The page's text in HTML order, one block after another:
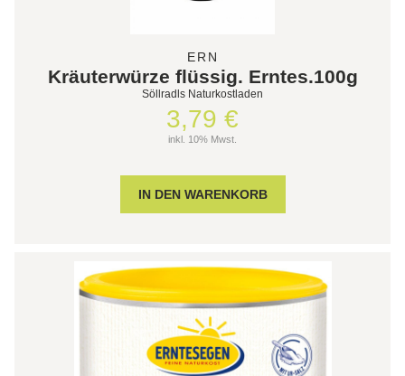
ERN
Kräuterwürze flüssig. Erntes.100g
Söllradls Naturkostladen
3,79 €
inkl. 10% Mwst.